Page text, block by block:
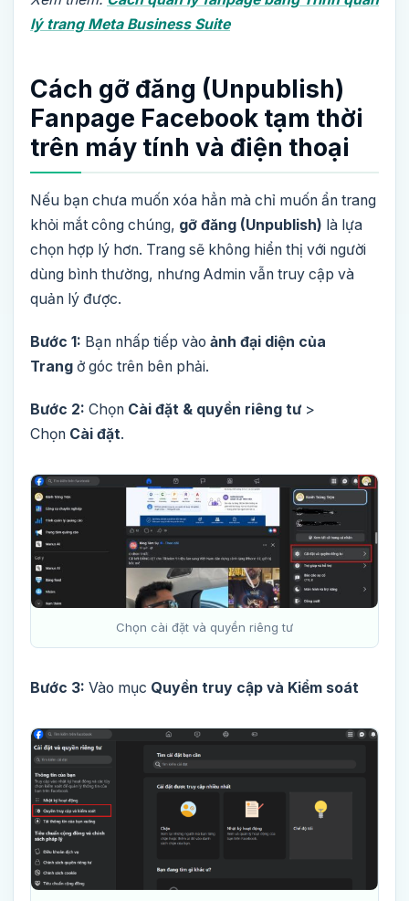
lý trang Meta Business Suite
Cách gỡ đăng (Unpublish)
Fanpage Facebook tạm thời
trên máy tính và điện thoại
Nếu bạn chưa muốn xóa hẳn mà chỉ muốn ẩn trang
khỏi mắt công chúng, gỡ đăng (Unpublish) là lựa
chọn hợp lý hơn. Trang sẽ không hiển thị với người
dùng bình thường, nhưng Admin vẫn truy cập và
quản lý được.
Bước 1: Bạn nhấp tiếp vào ảnh đại diện của
Trang ở góc trên bên phải.
Bước 2: Chọn Cài đặt & quyền riêng tư>
Chọn Cài đặt.
Chọn cài đặt và quyền riêng tư
Bước 3: Vào mục Quyền truy cập và Kiểm soát